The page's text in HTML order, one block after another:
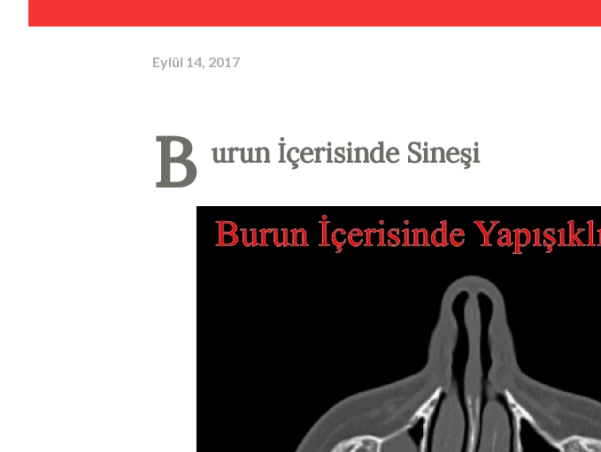
Eylül 14, 2017
B urun İçerisinde Sineşi